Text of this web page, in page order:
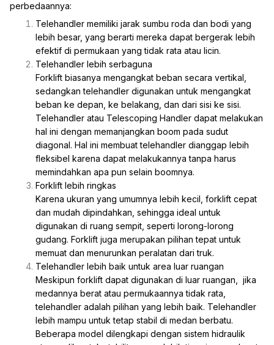
perbedaannya:
Telehandler memiliki jarak sumbu roda dan bodi yang
lebih besar, yang berarti mereka dapat bergerak lebih
efektif di permukaan yang tidak rata atau licin.
Telehandler lebih serbaguna
Forklift biasanya mengangkat beban secara vertikal,
sedangkan telehandler digunakan untuk mengangkat
beban ke depan, ke belakang, dan dari sisi ke sisi.
Telehandler atau Telescoping Handler dapat melakukan
hal ini dengan memanjangkan boom pada sudut
diagonal. Hal ini membuat telehandler dianggap lebih
fleksibel karena dapat melakukannya tanpa harus
memindahkan apa pun selain boomnya.
Forklift lebih ringkas
Karena ukuran yang umumnya lebih kecil, forklift cepat
dan mudah dipindahkan, sehingga ideal untuk
digunakan di ruang sempit, seperti lorong-lorong
gudang. Forklift juga merupakan pilihan tepat untuk
memuat dan menurunkan peralatan dari truk.
Telehandler lebih baik untuk area luar ruangan
Meskipun forklift dapat digunakan di luar ruangan, jika
medannya berat atau permukaannya tidak rata,
telehandler adalah pilihan yang lebih baik. Telehandler
lebih mampu untuk tetap stabil di medan berbatu.
Beberapa model dilengkapi dengan sistem hidraulik